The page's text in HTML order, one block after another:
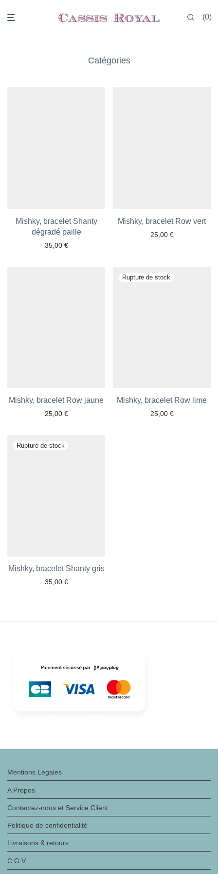
0
Catégories
Mishky, bracelet Shanty
dégradé paille
35,00 €
Mishky, bracelet Row vert
25,00 €
Mishky, bracelet Row jaune
25,00 €
Mishky, bracelet Row lime
25,00 €
Mishky, bracelet Shanty gris
35,00 €
Mentions Légales
A Propos
Contactez-nous et Service Client
Politique de confidentialité
Livraisons & retours
C.G.V.